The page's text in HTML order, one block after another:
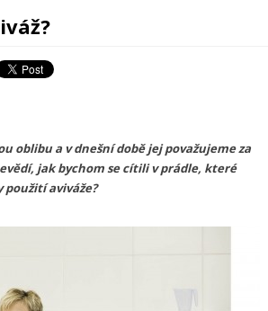
oblibu a v dnešní době jej považujeme za
jak bychom se cítili v prádle, které
použití aviváže?